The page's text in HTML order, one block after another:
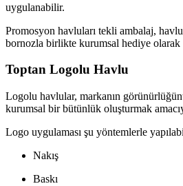
uygulanabilir.
Promosyon havluları tekli ambalaj,
bornozla birlikte kurumsal hediye olarak
Toptan Logolu Havlu
Logolu havlular, markanın
kurumsal bir bütünlük oluşturmak
Logo uygulaması şu yöntemlerle
Nakış
Baskı